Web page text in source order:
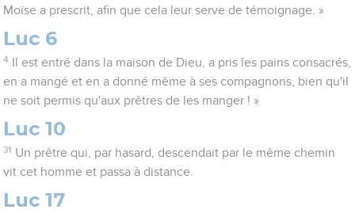
Moïse a prescrit, afin que cela leur serve de témoignage. »
Luc 6
4
Il est entré dans la maison de Dieu, a pris les pains consacrés,
en a mangé et en a donné même à ses compagnons, bien qu'il
ne soit permis qu'aux prêtres de les manger ! »
Luc 10
31 Un prêtre qui, par hasard, descendait par le même chemin
vit cet homme et passa à distance.
Luc 17